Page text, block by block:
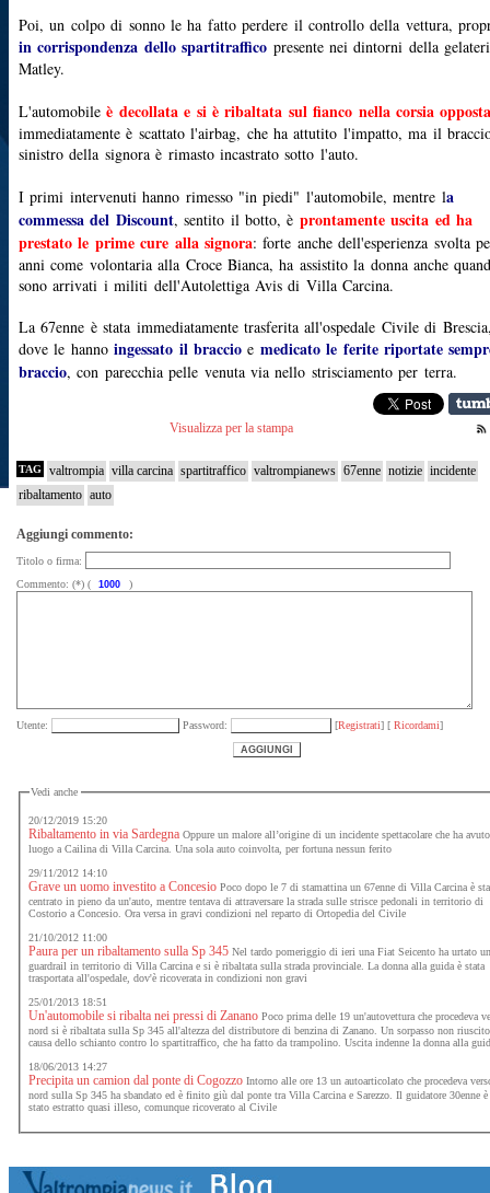
Poi, un colpo di sonno le ha fatto perdere il controllo della vettura,
in corrispondenza dello spartitraffico presente nei dintorni della
Matley.
L'automobileè decollata e si è ribaltata sul fianco nella corsia
immediatamente è scattato l'airbag, che ha attutito l'impatto, ma il
sinistro della signora è rimasto incastrato sotto l'auto.
I primi intervenuti hanno rimesso "in piedi" l'automobile, mentre la
commessa del Discount, sentito il botto, è prontamente uscita ed ha
prestato le prime cure alla signora: forte anche dell'esperienza svolta
anni come volontaria alla Croce Bianca, ha assistito la donna anche
sono arrivati i militi dell'Autolettiga Avis di Villa Carcina.
La 67enne è stata immediatamente trasferita all'ospedale Civile di
dove le hannoingessato il braccio e medicato le ferite riportate
braccio, con parecchia pelle venuta via nello strisciamento per terra.
Visualizza per la stampa
TAG valtrompia villa carcina spartitraffico valtrompianews 67enne notizie incidente
ribaltamento auto
Aggiungi commento:
Titolo o firma:
Commento: (*) (
)
Utente: Password: [Registrati] [ Ricordami]
Vedi anche
20/12/2019 15:20
Ribaltamento in via Sardegna Oppure un malore all’origine di un incidente spettacolare che ha avuto
luogo a Cailina di Villa Carcina. Una sola auto coinvolta, per fortuna nessun ferito
29/11/2012 14:10
Grave un uomo investito a ConcesioPoco dopo le 7 di stamattina un 67enne di Villa Carcina è
centrato in pieno da un'auto, mentre tentava di attraversare la strada sulle strisce pedonali in territorio di
Costorio a Concesio. Ora versa in gravi condizioni nel reparto di Ortopedia del Civile
21/10/2012 11:00
Paura per un ribaltamento sulla Sp 345 Nel tardo pomeriggio di ieri una Fiat Seicento ha urtato
guardrail in territorio di Villa Carcina e si è ribaltata sulla strada provinciale. La donna alla guida è stata
trasportata all'ospedale, dov'è ricoverata in condizioni non gravi
25/01/2013 18:51
Un'automobile si ribalta nei pressi di Zanano Poco prima delle 19 un'autovettura che procedeva
nord si è ribaltata sulla Sp 345 all'altezza del distributore di benzina di Zanano. Un sorpasso non
causa dello schianto contro lo spartitraffico, che ha fatto da trampolino. Uscita indenne la donna alla
18/06/2013 14:27
Precipita un camion dal ponte di Cogozzo Intorno alle ore 13 un autoarticolato che procedeva
nord sulla Sp 345 ha sbandato ed è finito giù dal ponte tra Villa Carcina e Sarezzo. Il guidatore 30enne è
stato estratto quasi illeso, comunque ricoverato al Civile